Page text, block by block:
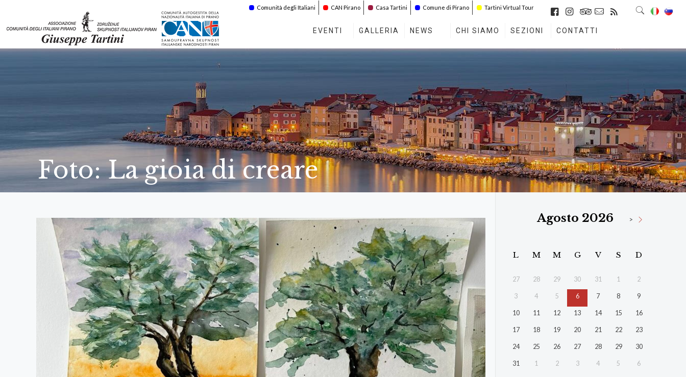
Comunità degli Italiani CAN Pirano Casa Tartini Comune di Pirano Tartini Virtual Tour
EVENTI GALLERIA NEWS CHI SIAMO SEZIONI CONTATTI
Foto: La gioia di creare
Agosto 2026 >
L M M G V S D
27 28 29 30 31 1 2
3 4 5 6 7 8 9
10 11 12 13 14 15 16
17 18 19 20 21 22 23
24 25 26 27 28 29 30
31 1 2 3 4 5 6